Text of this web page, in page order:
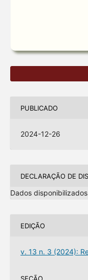
PUBLICADO
2024-12-26
DECLARAÇÃO DE
Dados
EDIÇÃO
v. 13 n. 3 (2024):
SEÇÃO